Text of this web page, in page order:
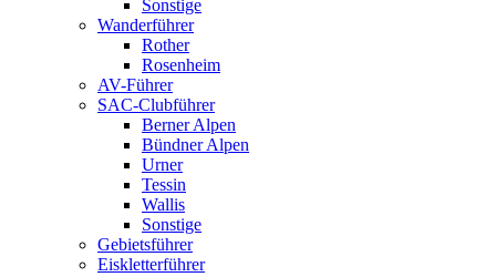
Sonstige
Wanderführer
Rother
Rosenheim
AV-Führer
SAC-Clubführer
Berner Alpen
Bündner Alpen
Urner
Tessin
Wallis
Sonstige
Gebietsführer
Eiskletterführer